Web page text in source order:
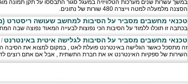
הסצנה מלמעלה למטה וייצרה 480 שורות של נתונים.
טכנאי מחשבים מסביר על הסיבות למחשב שעושה ריסטרט
בכתבה זו תוכלו ללמוד על הסיבות הכי נפוצות לבעייה המאוד נפוצה
טכנאי מחשבים מסביר על הסיבות לגלישה איטית באינטרנט /
זה מתסכל כאשר הגלישה באינטרנט פועלת לאט , במקום למצוא את הסיבה
השירות של ספקיות האינטרנט או את חברת התשתית , אבל אם אתם רוצים